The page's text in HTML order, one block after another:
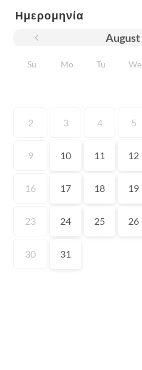
Ημερομηνία
August
Su Mo Tu We
2 3 4 5
9 10 11 12
16 17 18 19
23 24 25 26
30 31